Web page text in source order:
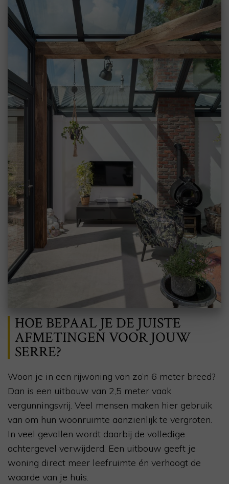
HOE BEPAAL JE DE JUISTE
AFMETINGEN VOOR JOUW
SERRE?
Woon je in een rijwoning van zo’n 6 meter breed?
Dan is een uitbouw van 2,5 meter vaak
vergunningsvrij. Veel mensen maken hier gebruik
van om hun woonruimte aanzienlijk te vergroten.
In veel gevallen wordt daarbij de volledige
achtergevel verwijderd. Een uitbouw geeft je
woning direct meer leefruimte én verhoogt de
waarde van je huis.